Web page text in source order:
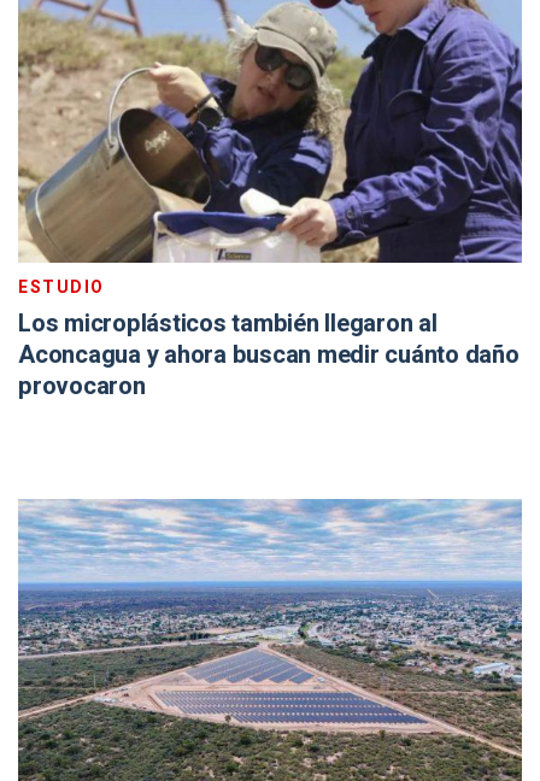
ESTUDIO
Los microplásticos también llegaron al
Aconcagua y ahora buscan medir cuánto daño
provocaron